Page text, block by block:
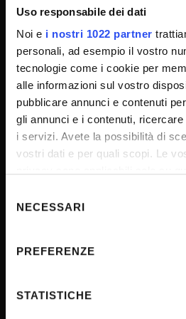
Uso responsabile dei dati
Noi e i nostri 1022 partner
personali, ad esempio il vostro
tecnologie come i cookie per
alle informazioni sul vostro
pubblicare annunci e contenuti
gli annunci e i contenuti,
i servizi. Avete la possibilità di
vostri dati e per quali scopi. Le
modificare o revocare il proprio
momento dalla Dichiarazione sui
raccogliere informazioni sulla
geografica, con
delNECESSARI
PREFERENZE
STATISTICHE
Sponsorizzazioni e donazioni
Iniziative e convegni
Il 5x1000 all'Università di Verona
Firma Elettronica Avanzata
SPID
Accessibilità
Mappa delle sedi didattiche